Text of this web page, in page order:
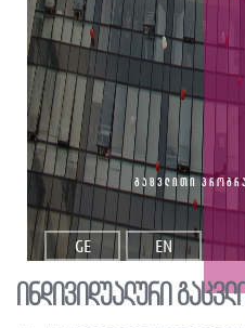
GE EN
გაცვლითი
ინდივიდუალური